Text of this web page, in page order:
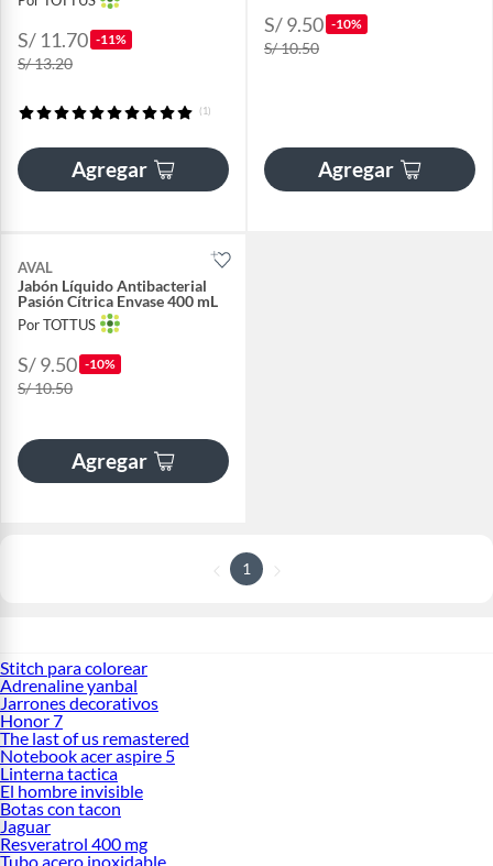
S/ 11.70 -11%
S/ 13.20
(1)
Agregar
S/ 9.50 -10%
S/ 10.50
Agregar
AVAL
Jabón Líquido Antibacterial
Pasión Cítrica Envase 400 mL
Por TOTTUS
S/ 9.50 -10%
S/ 10.50
Agregar
1
Stitch para colorear
Adrenaline yanbal
Jarrones decorativos
Honor 7
The last of us remastered
Notebook acer aspire 5
Linterna tactica
El hombre invisible
Botas con tacon
Jaguar
Resveratrol 400 mg
Tubo acero inoxidable